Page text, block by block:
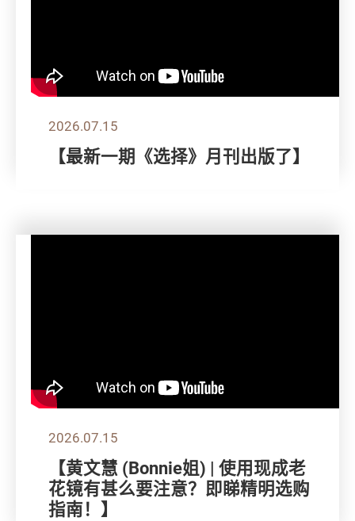
2026.07.15
【最新一期《选择》月刊出版了】
2026.07.15
【黄文慧 (Bonnie姐) | 使用现成老
花镜有甚么要注意？即睇精明选购
指南！】